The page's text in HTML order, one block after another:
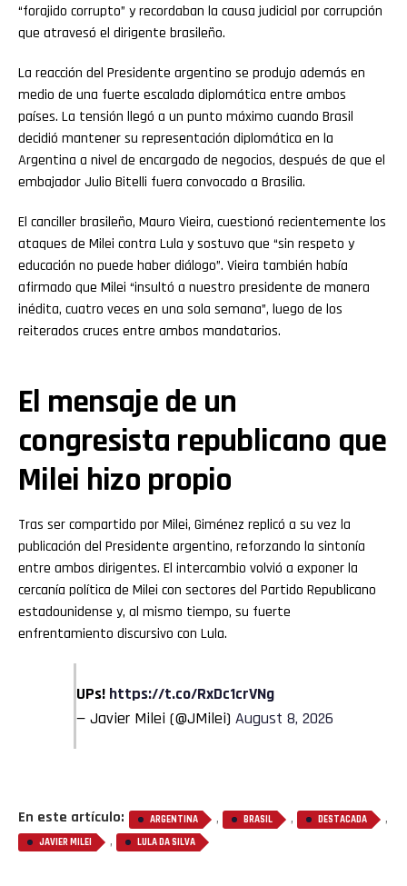
“forajido corrupto” y recordaban la causa judicial por corrupción
que atravesó el dirigente brasileño.
La reacción del Presidente argentino se produjo además en
medio de una fuerte escalada diplomática entre ambos
países. La tensión llegó a un punto máximo cuando Brasil
decidió mantener su representación diplomática en la
Argentina a nivel de encargado de negocios, después de que el
embajador Julio Bitelli fuera convocado a Brasilia.
El canciller brasileño, Mauro Vieira, cuestionó recientemente los
ataques de Milei contra Lula y sostuvo que “sin respeto y
educación no puede haber diálogo”. Vieira también había
afirmado que Milei “insultó a nuestro presidente de manera
inédita, cuatro veces en una sola semana”, luego de los
reiterados cruces entre ambos mandatarios.
El mensaje de un
congresista republicano que
Milei hizo propio
Tras ser compartido por Milei, Giménez replicó a su vez la
publicación del Presidente argentino, reforzando la sintonía
entre ambos dirigentes. El intercambio volvió a exponer la
cercanía política de Milei con sectores del Partido Republicano
estadounidense y, al mismo tiempo, su fuerte
enfrentamiento discursivo con Lula.
UPs! https://t.co/RxDc1crVNg
— Javier Milei (@JMilei) August 8, 2026
En este artículo: ARGENTINA , BRASIL , DESTACADA ,
JAVIER MILEI , LULA DA SILVA